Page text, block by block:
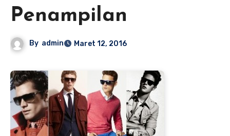
Penampilan
By admin Maret 12, 2016